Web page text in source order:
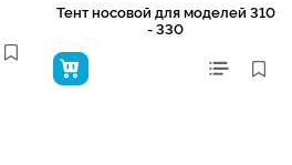
Тент носовой для моделей 310
- 330